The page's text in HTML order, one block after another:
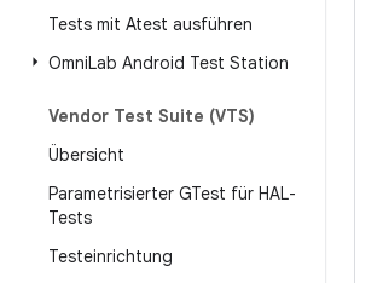
Tests mit Atest ausführen
OmniLab Android Test Station
Vendor Test Suite (VTS)
Übersicht
Parametrisierter GTest für HAL-
Tests
Testeinrichtung